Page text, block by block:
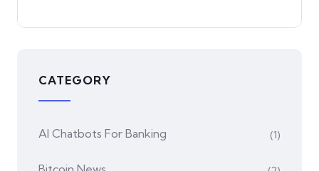
CATEGORY
AI Chatbots For Banking (1)